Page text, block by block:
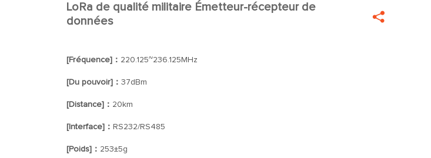
LoRa de qualité militaire Émetteur-récepteur de
données

[Fréquence]： 220.125~236.125MHz
[Du pouvoir]： 37dBm
[Distance]： 20km
[Interface]： RS232/RS485
[Poids]： 253±5g